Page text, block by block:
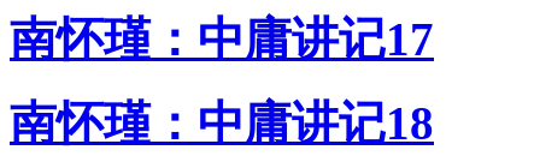
南怀瑾：中庸讲记17
南怀瑾：中庸讲记18